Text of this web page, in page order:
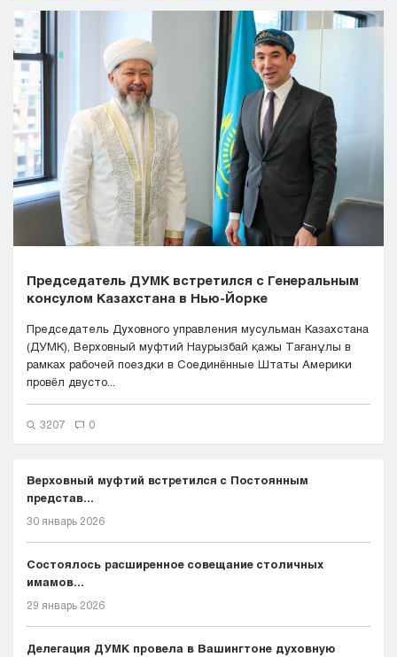
Костанай
Кызылорда
Павлодар
Петропавловск
Семей
Талдыкорган
Тараз
Туркестан
Уральск
Усть-Каменогорск
Председатель ДУМК встретился с Генеральным
консулом Казахстана в Нью-Йорке
Председатель Духовного управления мусульман Казахстана
(ДУМК), Верховный муфтий Наурызбай қажы Тағанұлы в
рамках рабочей поездки в Соединённые Штаты Америки
провёл двусто...
3207 0
Верховный муфтий встретился с Постоянным
представ...
30 январь 2026
Состоялось расширенное совещание столичных
имамов...
29 январь 2026
Делегация ДУМК провела в Вашингтоне духовную